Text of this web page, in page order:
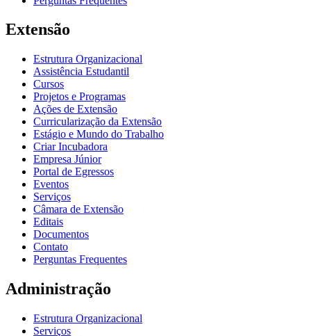
Extensão
Estrutura Organizacional
Assistência Estudantil
Cursos
Projetos e Programas
Ações de Extensão
Curricularização da Extensão
Estágio e Mundo do Trabalho
Criar Incubadora
Empresa Júnior
Portal de Egressos
Eventos
Serviços
Câmara de Extensão
Editais
Documentos
Contato
Perguntas Frequentes
Administração
Estrutura Organizacional
Serviços